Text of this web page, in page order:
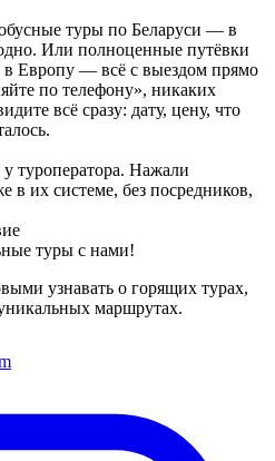
туры по Беларуси — в
Или полноценные путёвки
в Европу — всё с выездом прямо
по телефону», никаких
всё сразу: дату, цену, что
туроператора. Нажали
их системе, без посредников,
туры с нами!
узнавать о горящих турах,
маршрутах.